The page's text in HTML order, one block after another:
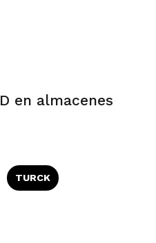
en almacenes
TURCK